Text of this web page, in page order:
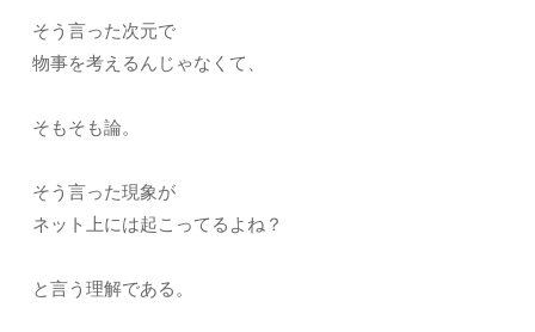
そう言った次元で
物事を考えるんじゃなくて、
そもそも論。
そう言った現象が
ネット上には起こってるよね？
と言う理解である。